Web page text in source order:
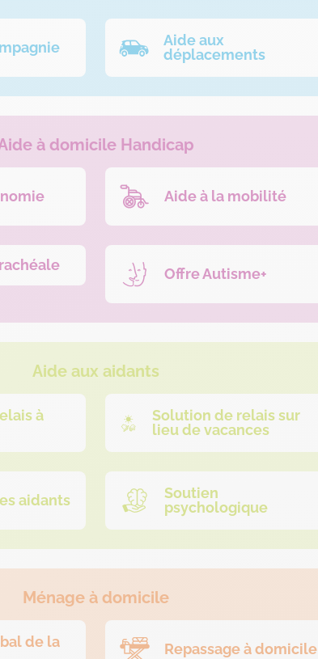
Aide aux
déplacements
à domicile Handicap
Aide à la mobilité
Offre Autisme+
Aide aux aidants
à
Solution de relais sur
lieu de vacances
aidants
Soutien
psychologique
Ménage à domicile
de la
Repassage à domicile